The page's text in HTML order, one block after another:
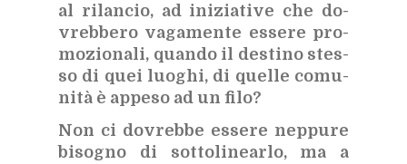
al ri­lan­cio, ad ini­zia­ti­ve che do­
vreb­be­ro va­ga­men­te es­se­re pro­
mo­zio­na­li, quan­do il de­sti­no stes­
so di quei luo­ghi, di quel­le co­mu­
ni­tà è ap­pe­so ad un filo?
Non ci do­vreb­be es­se­re nep­pu­re
bi­so­gno di sot­to­li­near­lo, ma a